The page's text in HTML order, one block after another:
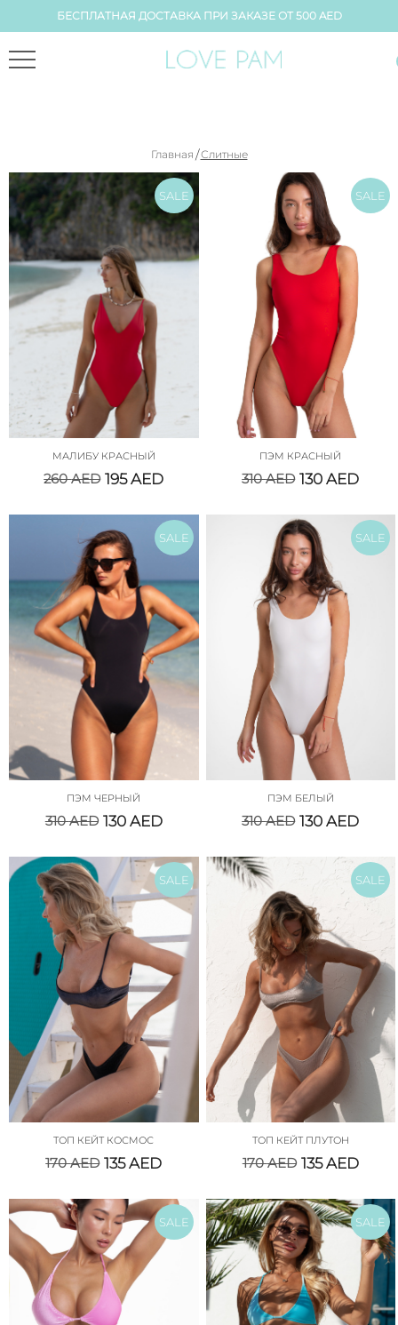
БЕСПЛАТНАЯ ДОСТАВКА ПРИ ЗАКАЗЕ ОТ 500 AED
Главная /Слитные
SALE
МАЛИБУ КРАСНЫЙ
260AED 195AED
SALE
ПЭМ КРАСНЫЙ
310AED 130AED
SALE
ПЭМ ЧЕРНЫЙ
310AED 130 AED
SALE
ПЭМ БЕЛЫЙ
310AED 130AED
SALE
ТОП КЕЙТ КОСМОС
170AED 135AED
SALE
ТОП КЕЙТ ПЛУТОН
170AED 135AED
SALE SALE